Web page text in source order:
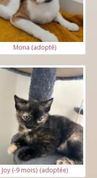
Mona (adopté)
Joy (-9 mois) (adoptée)